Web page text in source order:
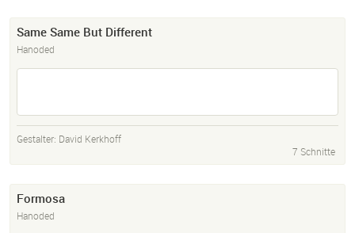
Same Same But Different
Hanoded
Gestalter: David Kerkhoff
7 Schnitte
Formosa
Hanoded